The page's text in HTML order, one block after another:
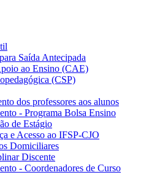
Saída Antecipada
ao Ensino (CAE)
(CSP)
dos professores aos alunos
- Programa Bolsa Ensino
de Estágio
e Acesso ao IFSP-CJO
Domiciliares
Discente
- Coordenadores de Curso